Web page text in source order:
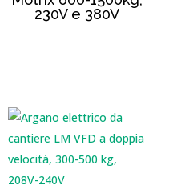
230V e 380V